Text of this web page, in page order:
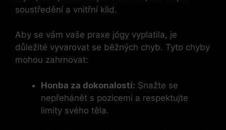
soustředění a vnitřní klid.
Aby se vám vaše praxe jógy vyplatila, je
důležité vyvarovat se běžných chyb. Tyto chyby
mohou zahrnovat:
Honba za dokonalostí: Snažte se
nepřehánět s pozicemi a respektujte
limity svého těla.